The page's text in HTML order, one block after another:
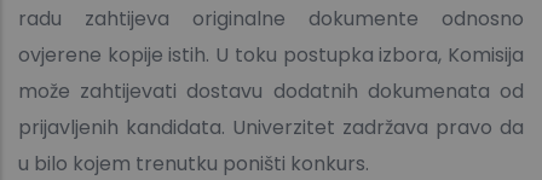
radu zahtijeva originalne dokumente odnosno
ovjerene kopije istih. U toku postupka izbora, Komisija
može zahtijevati dostavu dodatnih dokumenata od
prijavljenih kandidata. Univerzitet zadržava pravo da
u bilo kojem trenutku poništi konkurs.